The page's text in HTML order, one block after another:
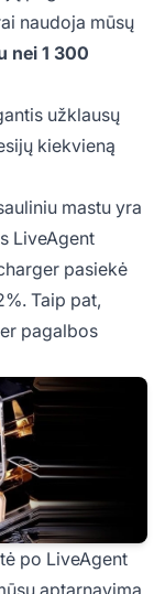
naudoja mūsų
nei 1 300
užklausų
kiekvieną
mastu yra
LiveAgent
pasiekė
Taip pat,
pagalbos
po LiveAgent
aptarnavimą